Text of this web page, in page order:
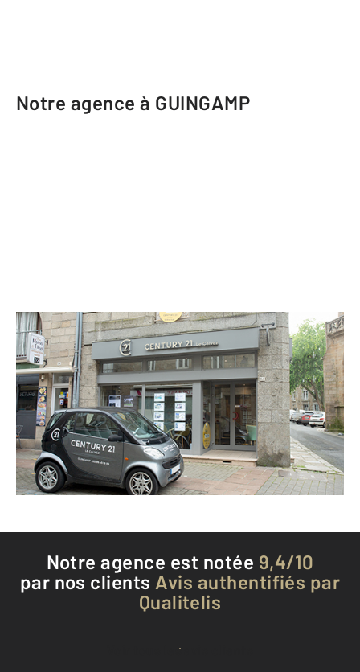
Notre agence à GUINGAMP
CENTURY 21 Le Calvez
26 rue Notre Dame
GUINGAMP - 22200
Envoyer un message
Téléphoner à l'agence
Notre agence est notée 9,4/10
par nos clients Avis authentifiés par
Qualitelis
Voir tous les avis clients